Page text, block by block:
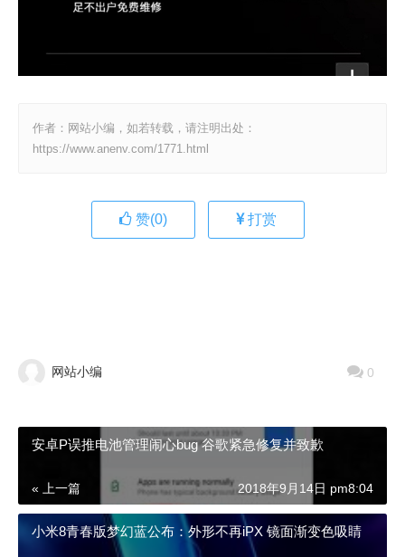
作者：网站小编，如若转载，请注明出处：
https://www.anenv.com/1771.html
赞(0) 打赏
网站小编 0
安卓P误推电池管理闹心bug 谷歌紧急修复并致歉
« 上一篇 2018年9月14日 pm8:04
小米8青春版梦幻蓝公布：外形不再iPX 镜面渐变色吸睛